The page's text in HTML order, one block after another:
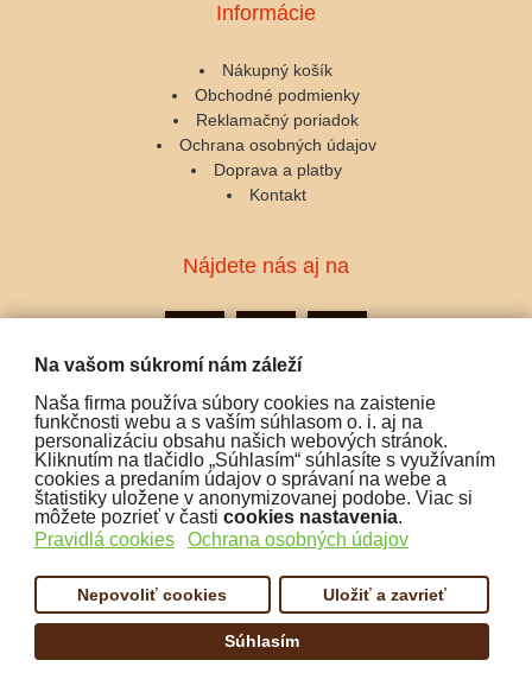
Na vašom súkromí nám záleží
Naša firma používa súbory cookies na zaistenie
funkčnosti webu a s vaším súhlasom o. i. aj na
personalizáciu obsahu našich webových stránok.
Kliknutím na tlačidlo „Súhlasím“ súhlasíte s využívaním
cookies a predaním údajov o správaní na webe a
štatistiky uložene v anonymizovanej podobe. Viac si
môžete pozrieť v časti cookies nastavenia.
Pravidlá cookies
Ochrana osobných údajov
Nepovoliť cookies Uložiť a zavrieť
Súhlasím
Informácie
Nákupný košík
Obchodné podmienky
Reklamačný poriadok
Ochrana osobných údajov
Doprava a platby
Kontakt
Nájdete nás aj na
Podporujeme platby: